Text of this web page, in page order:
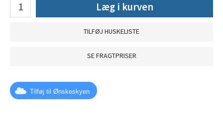
Læg i kurven
TILFØJ HUSKELISTE
SE FRAGTPRISER
Tilføj til Ønskeskyen